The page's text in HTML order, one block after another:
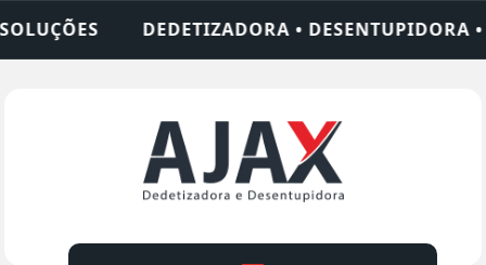
• DESENTUPIDORA • LIMPEZA DE FOSSA • 24